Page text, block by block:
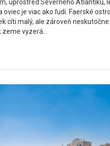
uprostred Severného Atlantiku,
je viac ako ľudí. Faerské
cíti malý, ale zároveň
vyzerá...